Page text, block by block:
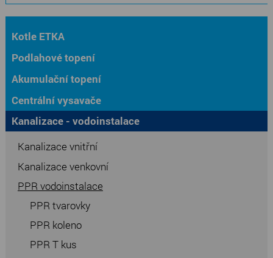
Kotle ETKA
Podlahové topení
Akumulační topení
Centrální vysavače
Kanalizace - vodoinstalace
Kanalizace vnitřní
Kanalizace venkovní
PPR vodoinstalace
PPR tvarovky
PPR koleno
PPR T kus